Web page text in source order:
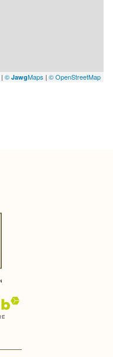
| © JawgMaps | © OpenStreetMap